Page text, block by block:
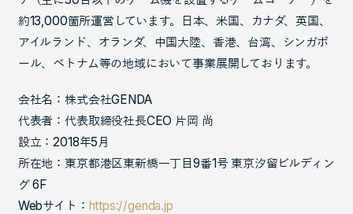
約13,000箇所運営しています。日本、米国、カナダ、英国、
アイルランド、オランダ、中国大陸、香港、台湾、シンガポ
ール、ベトナム等の地域において事業展開しております。
会社名：株式会社GENDA
代表者：代表取締役社長CEO 片岡 尚
設立：2018年5月
所在地：東京都港区東新橋一丁目9番1号 東京汐留ビルディン
グ 6F
Webサイト： https://genda.jp